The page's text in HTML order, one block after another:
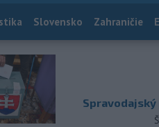
Slovensko Zahraničie